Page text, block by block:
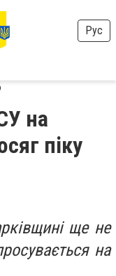
Рус
на
піку
ще не
на